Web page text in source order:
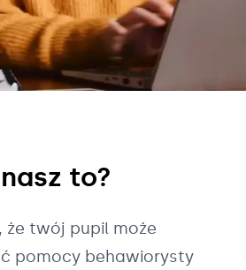
to?
że twój pupil może
pomocy behawiorysty